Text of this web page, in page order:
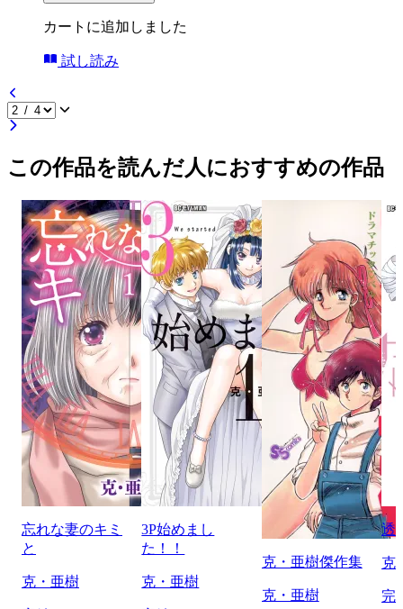
カートに追加しました
試し読み
この作品を読んだ人におすすめの作品
忘れな妻のキミ
と
克・亜樹
3P始めまし
た！！
克・亜樹
克・亜樹傑作集
克・亜樹
透
克
完